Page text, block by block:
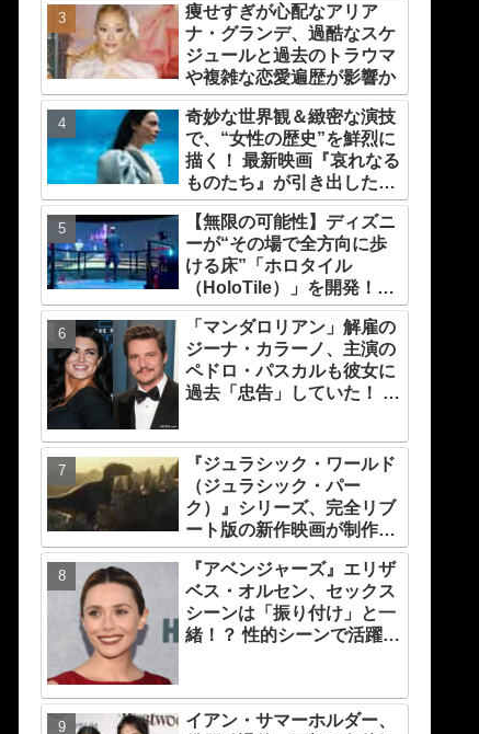
り]
痩せすぎが心配なアリア
ナ・グランデ、過酷なスケ
ジュールと過去のトラウマ
や複雑な恋愛遍歴が影響か
奇妙な世界観＆緻密な演技
で、“女性の歴史”を鮮烈に
描く！ 最新映画『哀れなる
ものたち』が引き出したエ
マ・ストーンのオーラと怪
演、そして緻密すぎる演技
力！ これは女性の“自由意
志”の物語［レビュー＆解
説］
【無限の可能性】ディズニ
ーが“その場で全方向に歩
ける床”「ホロタイル
（HoloTile）」を開発！
VR空間を自在に動けるよ
うに【『レディプレ』実現
への大きな一歩？】
「マンダロリアン」解雇の
ジーナ・カラーノ、主演の
ペドロ・パスカルも彼女に
過去「忠告」していた！ 今
『ジュラシック・ワールド
（ジュラシック・パー
ク）』シリーズ、完全リブ
ート版の新作映画が制作
中！ 元祖『ジュラシック・
パーク』の脚本家デヴィッ
ド・コープが関与
『アベンジャーズ』エリザ
ベス・オルセン、セックス
シーンは「振り付け」と一
緒！？ 性的シーンで活躍す
ついても語る
イアン・サマーホルダー、